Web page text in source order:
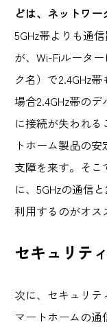
どは、ネットワー
5GHz帯よりも通
が、Wi-Fiルータ
ク名）で2.4GHz
場合2.4GHz帯の
に接続が失われ
トホーム製品の
支障を来す。そこ
に、5GHzの通信
利用するのがオス
セキュリテ
次に、セキュリ
マートホームの